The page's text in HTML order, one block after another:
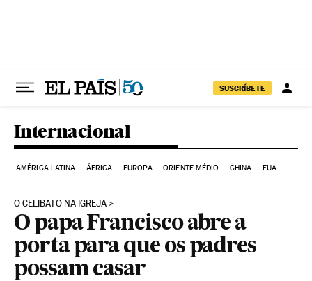
SUSCRÍBETE
Internacional
AMÉRICA LATINA ÁFRICA EUROPA ORIENTE MÉDIO CHINA EUA
O CELIBATO NA IGREJA
O papa Francisco abre a
porta para que os padres
possam casar